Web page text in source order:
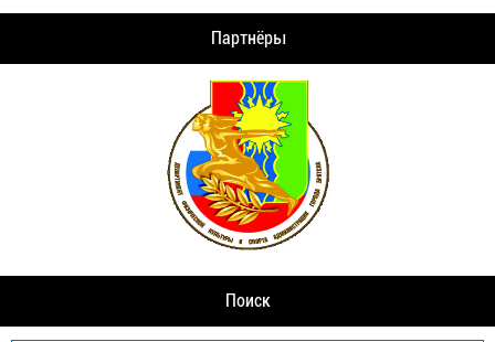
Партнёры
Поиск